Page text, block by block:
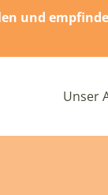
und
Unser